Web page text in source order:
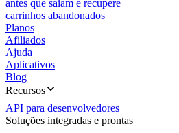
antes que saiam e recupere
carrinhos abandonados
Planos
Afiliados
Ajuda
Aplicativos
Blog
Recursos
API para desenvolvedores
Soluções integradas e prontas